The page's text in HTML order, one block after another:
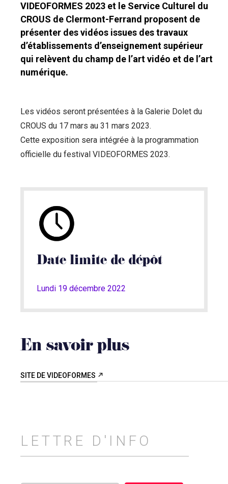
VIDEOFORMES 2023 et le Service Culturel du
CROUS de Clermont-Ferrand proposent de
présenter des vidéos issues des travaux
d’établissements d’enseignement supérieur
qui relèvent du champ de l’art vidéo et de l’art
numérique.
Les vidéos seront présentées à la Galerie Dolet du
CROUS du 17 mars au 31 mars 2023.
Cette exposition sera intégrée à la programmation
officielle du festival VIDEOFORMES 2023.
Date limite de dépôt
Lundi 19 décembre 2022
En savoir plus
SITE DE VIDEOFORMES
LETTRE D'INFO